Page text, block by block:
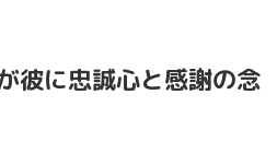
彼に忠誠心と感謝の念